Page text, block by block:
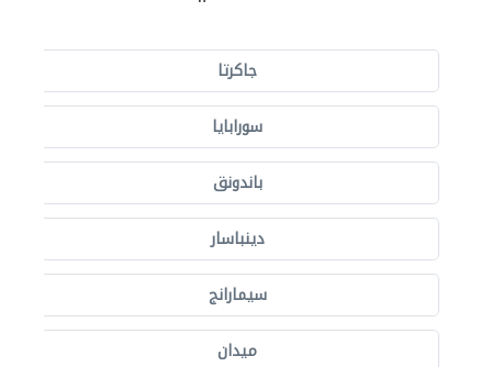
جاكرتا
سورابايا
باندونق
دينباسار
سيمارانج
ميدان